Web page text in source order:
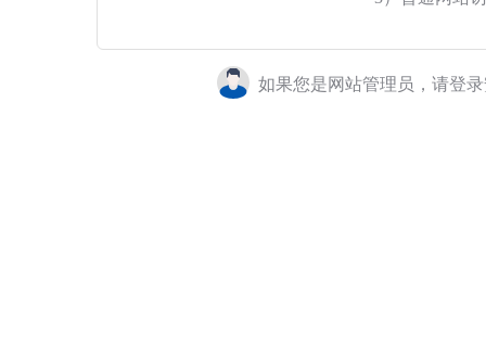
如果您是网站管理员，请登